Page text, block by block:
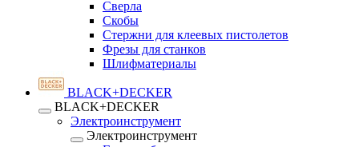
Сверла
Скобы
Стержни для клеевых пистолетов
Фрезы для станков
Шлифматериалы
BLACK+DECKER
BLACK+DECKER
Электроинструмент
Электроинструмент